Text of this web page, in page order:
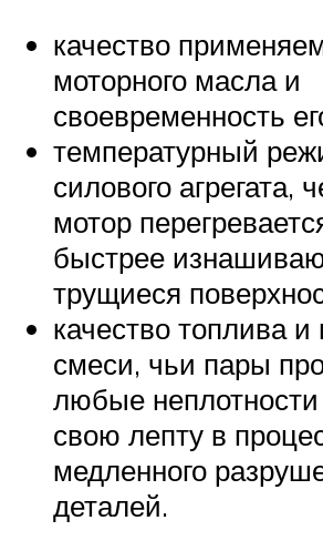
качество
моторного масла и
своевременность
температурный
силового агрегата,
мотор
быстрее
трущиеся
качество топлива и
смеси, чьи пары
любые неплотности
свою лепту в
медленного
деталей.